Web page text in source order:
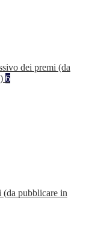
dei premi (da
6
pubblicare in